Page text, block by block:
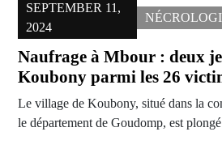
SEPTEMBER 11,
2024
Naufrage à Mbour : deux
Koubony parmi les 26
Le village de Koubony, situé dans la
le département de Goudomp, est